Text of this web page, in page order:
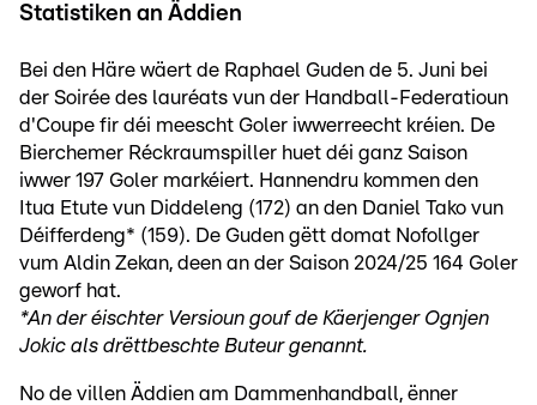
Statistiken an Äddien
Bei den Häre wäert de Raphael Guden de 5. Juni bei
der Soirée des lauréats vun der Handball-Federatioun
d'Coupe fir déi meescht Goler iwwerreecht kréien. De
Bierchemer Réckraumspiller huet déi ganz Saison
iwwer 197 Goler markéiert. Hannendru kommen den
Itua Etute vun Diddeleng (172) an den Daniel Tako vun
Déifferdeng* (159). De Guden gëtt domat Nofollger
vum Aldin Zekan, deen an der Saison 2024/25 164 Goler
geworf hat.
*An der éischter Versioun gouf de Käerjenger Ognjen
Jokic als drëttbeschte Buteur genannt.
No de villen Äddien am Dammenhandball, ënner